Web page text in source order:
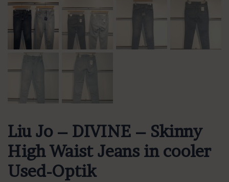
Liu Jo – DIVINE – Skinny
High Waist Jeans in cooler
Used-Optik